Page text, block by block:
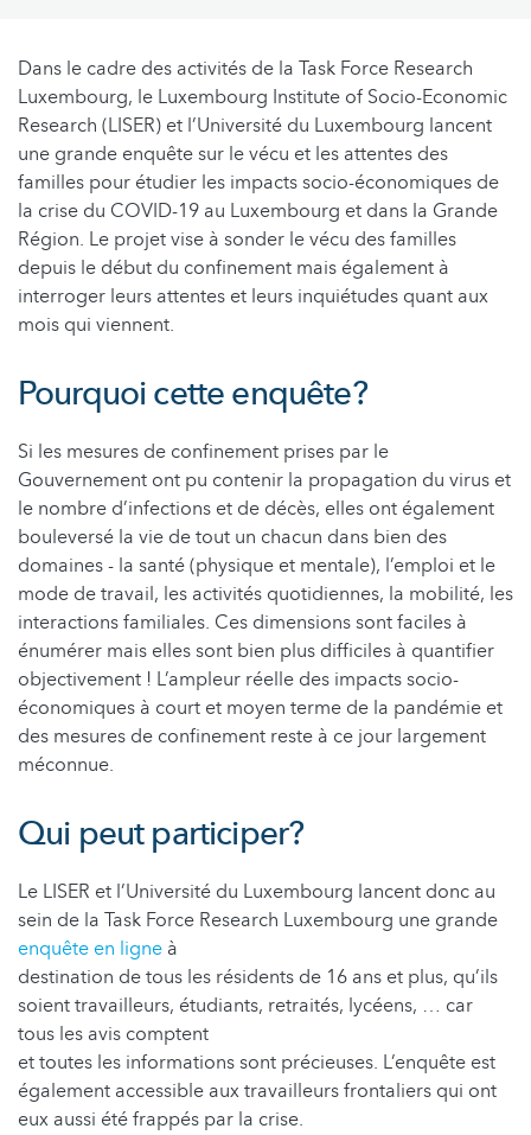
Dans le cadre des activités de la Task Force Research
Luxembourg, le Luxembourg Institute of Socio-Economic
Research (LISER) et l’Université du Luxembourg lancent
une grande enquête sur le vécu et les attentes des
familles pour étudier les impacts socio-économiques de
la crise du COVID-19 au Luxembourg et dans la Grande
Région. Le projet vise à sonder le vécu des familles
depuis le début du confinement mais également à
interroger leurs attentes et leurs inquiétudes quant aux
mois qui viennent.
Pourquoi cette enquête?
Si les mesures de confinement prises par le
Gouvernement ont pu contenir la propagation du virus et
le nombre d’infections et de décès, elles ont également
bouleversé la vie de tout un chacun dans bien des
domaines - la santé (physique et mentale), l’emploi et le
mode de travail, les activités quotidiennes, la mobilité, les
interactions familiales. Ces dimensions sont faciles à
énumérer mais elles sont bien plus difficiles à quantifier
objectivement ! L’ampleur réelle des impacts socio-
économiques à court et moyen terme de la pandémie et
des mesures de confinement reste à ce jour largement
méconnue.
Qui peut participer?
Le LISER et l’Université du Luxembourg lancent donc au
sein de la Task Force Research Luxembourg une grande
enquête en ligne à
destination de tous les résidents de 16 ans et plus, qu’ils
soient travailleurs, étudiants, retraités, lycéens, … car
tous les avis comptent
et toutes les informations sont précieuses. L’enquête est
également accessible aux travailleurs frontaliers qui ont
eux aussi été frappés par la crise.